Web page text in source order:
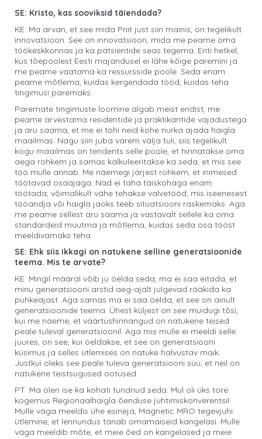
SE: Kristo, kas sooviksid täiendada?
KE: Ma arvan, et see mida Priit just siin mainis, on tegelikult
innovatsioon. See on innovatsioon, mida me peame oma
töökeskkonnas ja ka patsientide seas tegema. Eriti hetkel,
kus tõepoolest Eesti majandusel ei lähe kõige paremini ja
me peame vaatama ka ressursside poole. Seda enam
peame mõtlema, kuidas kergendada tööd, kuidas teha
tingimusi paremaks.
Paremate tingimuste loomine algab meist endist, me
peame arvestama residentide ja praktikantide vajadustega
ja aru saama, et me ei tohi neid kohe nurka ajada haigla
maailmas. Nagu siin juba varem välja tuli, siis tegelikult
kogu maailmas on tendents selle poole, et hinnatakse oma
aega rohkem ja samas kalkuleeritakse ka seda, et mis see
töö mulle annab. Me näemegi järjest rohkem, et inimesed
töötavad osaajaga. Nad ei taha täiskohaga enam
töötada, võimalikult vähe tehakse valvetööd, mis iseenesest
tööandja või haigla jaoks teeb situatsiooni raskemaks. Aga
me peame sellest aru saama ja vastavalt sellele ka oma
standardeid muutma ja mõtlema, kuidas seda osa tööst
meeldivamaks teha.
SE: Ehk siis ikkagi on natukene selline generatsioonide
teema. Mis te arvate?
KE: Mingil määral võib ju öelda seda, ma ei saa eitada, et
minu generatsiooni arstid aeg-ajalt julgevad rääkida ka
puhkeajast. Aga samas ma ei saa öelda, et see on ainult
generatsioonide teema. Ühest küljest on see muidugi tõsi,
kui me näeme, et väärtushinnangud on natukene teised
peale tuleval generatsioonil. Aga mis mulle ei meeldi selle
juures, on see, kui öeldakse, et see on generatsiooni
küsimus ja selles ütlemises on natuke halvustav maik.
Justkui oleks see peale tuleva generatsiooni süü, et neil on
natukene teistsugused ootused.
PT :Ma olen ise ka kohati tundnud seda. Mul oli üks tore
kogemus Regionaalhaigla õenduse juhtimiskonverentsil.
Mulle väga meeldis ühe esineja, Magnetic MRO tegevjuhi
ütlemine, et lennundus tänab omamaiseid kangelasi. Mulle
väga meeldib mõte, et meie õed on kangelased ja meie